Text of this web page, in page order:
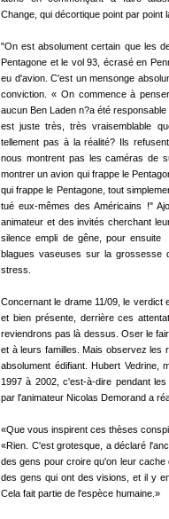
Change, qui décortique point par point
"On est absolument certain que les
Pentagone et le vol 93, écrasé en
eu d'avion. C'est un mensonge
conviction. « On commence à
aucun Ben Laden n?a été
est juste très, très vraisemblable
tellement pas à la réalité? Ils
nous montrent pas les caméras de
montrer un avion qui frappe le
qui frappe le Pentagone, tout
tué eux-mêmes des Américains !"
animateur et des invités cherchant
silence empli de gêne, pour
blagues vaseuses sur la grossesse
stress.
Concernant le drame 11/09, le verdict
et bien présente, derrière ces
reviendrons pas là dessus. Oser le
et à leurs familles. Mais observez les
absolument édifiant. Hubert Vedrine,
1997 à 2002, c'est-à-dire pendant
par l'animateur Nicolas Demorand a
«Que vous inspirent ces thèses
«Rien. C'est grotesque, a déclaré
des gens pour croire qu'on leur
des gens qui ont des visions, et il y
Cela fait partie de l'espèce humaine.»